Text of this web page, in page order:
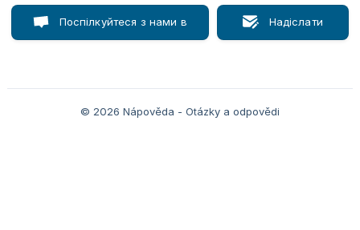
Поспілкуйтеся з нами в Надіслати
© 2026 Nápověda - Otázky a odpovědi